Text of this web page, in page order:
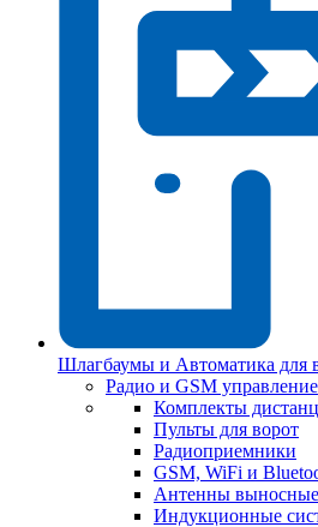
Шлагбаумы и Автоматика для
Радио и GSM управление
Комплекты
Пульты для ворот
Радиоприемники
GSM, WiFi и
Антенны выносные
Индукционные